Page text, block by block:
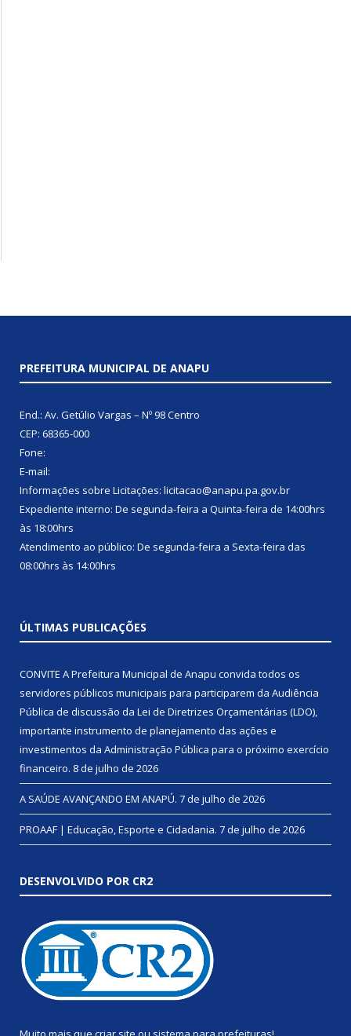
PREFEITURA MUNICIPAL DE ANAPU
End.: Av. Getúlio Vargas – Nº 98 Centro
CEP: 68365-000
Fone:
E-mail:
Informações sobre Licitações: licitacao@anapu.pa.gov.br
Expediente interno: De segunda-feira a Quinta-feira de 14:00hrs
às 18:00hrs
Atendimento ao público: De segunda-feira a Sexta-feira das
08:00hrs às 14:00hrs
ÚLTIMAS PUBLICAÇÕES
CONVITE A Prefeitura Municipal de Anapu convida todos os
servidores públicos municipais para participarem da Audiência
Pública de discussão da Lei de Diretrizes Orçamentárias (LDO),
importante instrumento de planejamento das ações e
investimentos da Administração Pública para o próximo exercício
financeiro. 8 de julho de 2026
A SAÚDE AVANÇANDO EM ANAPÚ. 7 de julho de 2026
PROAAF | Educação, Esporte e Cidadania. 7 de julho de 2026
DESENVOLVIDO POR CR2